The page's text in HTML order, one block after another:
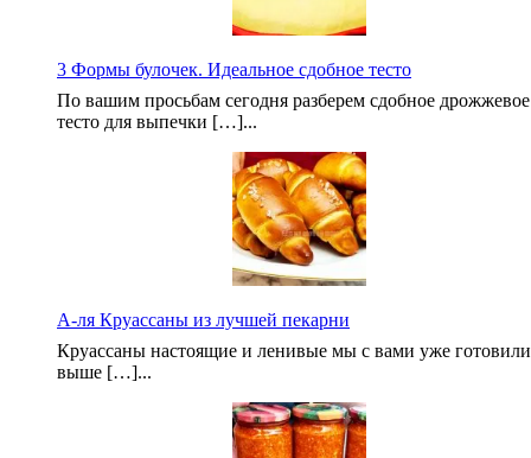
3 Формы булочек. Идеальное сдобное тесто
По вашим просьбам сегодня разберем сдобное дрожжевое
тесто для выпечки […]...
А-ля Круассаны из лучшей пекарни
Круассаны настоящие и ленивые мы с вами уже
выше […]...